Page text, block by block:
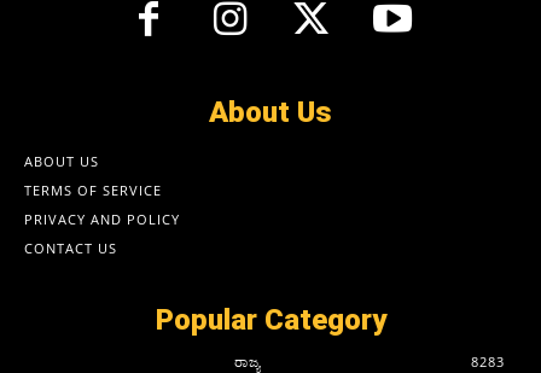
About Us
ABOUT US
TERMS OF SERVICE
PRIVACY AND POLICY
CONTACT US
Popular Category
ರಾಜ್ಯ
8283